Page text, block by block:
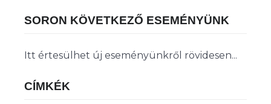
SORON KÖVETKEZŐ ESEMÉNYÜNK
Itt értesülhet új eseményünkről rövidesen...
CÍMKÉK